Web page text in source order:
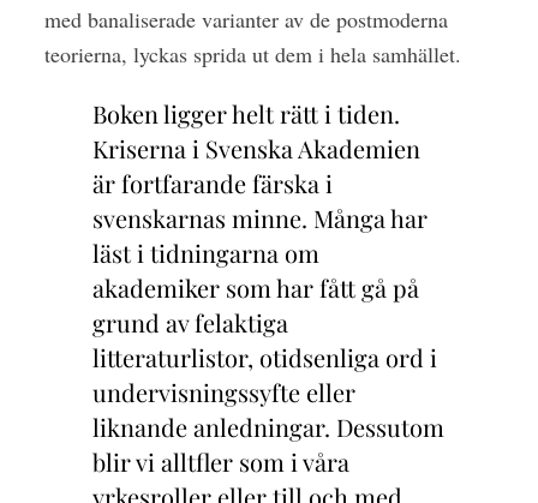
med banaliserade varianter av de postmoderna
teorierna, lyckas sprida ut dem i hela samhället.
Boken ligger helt rätt i tiden.
Kriserna i Svenska Akademien
är fortfarande färska i
svenskarnas minne. Många har
läst i tidningarna om
akademiker som har fått gå på
grund av felaktiga
litteraturlistor, otidsenliga ord i
undervisningssyfte eller
liknande anledningar. Dessutom
blir vi alltfler som i våra
yrkesroller eller till och med